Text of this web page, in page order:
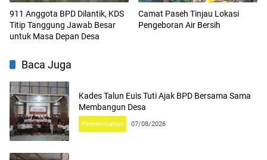
911 Anggota BPD Dilantik, KDS
Titip Tanggung Jawab Besar
untuk Masa Depan Desa
Camat Paseh Tinjau Lokasi
Pengeboran Air Bersih
Baca Juga
Kades Talun Euis Tuti Ajak BPD Bersama Sama
Membangun Desa
Pemerintahan 07/08/2026